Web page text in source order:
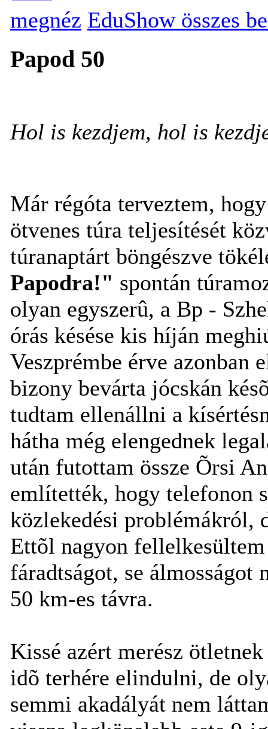
megnéz EduShow összes
Papod 50
Hol is kezdjem, hol is
Már régóta terveztem,
ötvenes túra teljesítését
túranaptárt böngészve
Papodra!" spontán
olyan egyszerû, a Bp -
órás késése kis híján
Veszprémbe érve
bizony bevárta jócskán
tudtam ellenállni a
hátha még elengednek
után futottam össze Õrsi
említették, hogy telefonon
közlekedési problémákról,
Ettõl nagyon
fáradtságot, se álmosságot
50 km-es távra.
Kissé azért merész
idõ terhére elindulni, de
semmi akadályát nem